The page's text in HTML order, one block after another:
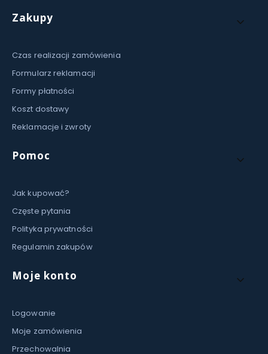
Linki w stopce
Zakupy
Czas realizacji zamówienia
Formularz reklamacji
Formy płatności
Koszt dostawy
Reklamacje i zwroty
Pomoc
Jak kupować?
Częste pytania
Polityka prywatności
Regulamin zakupów
Moje konto
Logowanie
Moje zamówienia
Przechowalnia